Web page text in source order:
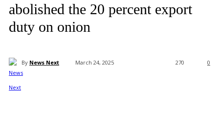
abolished the 20 percent export
duty on onion
By News Next March 24, 2025 0
270